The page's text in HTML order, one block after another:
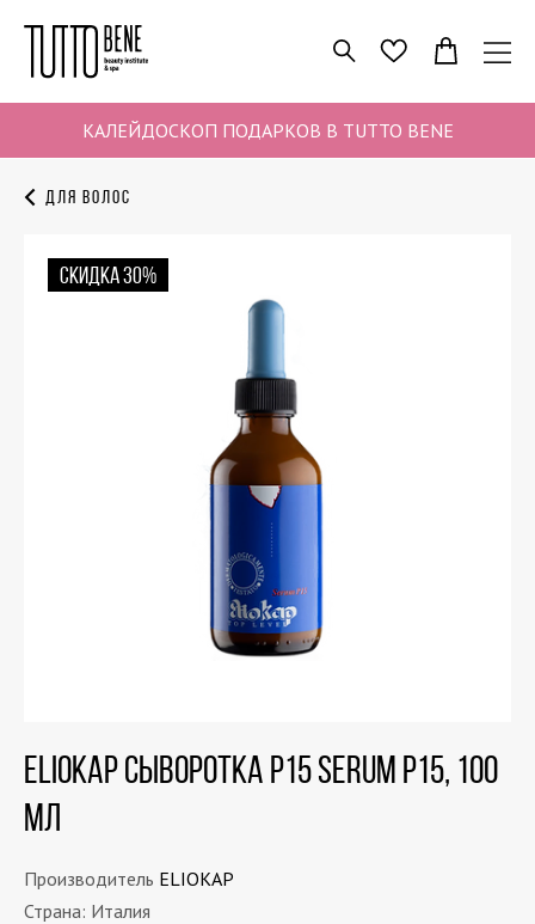
КАЛЕЙДОСКОП ПОДАРКОВ В TUTTO BENE
ПОИСК ИЗБРАННОЕ
Для волос
СКИДКА 30%
ELIOKAP Сыворотка Р15 Serum P15, 100
мл
Производитель ELIOKAP
Страна: Италия